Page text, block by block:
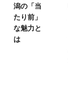
潟の 「当
たり前」
な魅力と
は